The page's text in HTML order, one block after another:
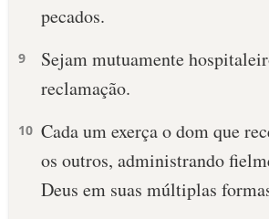
10 MANDAMENTOS
ESTUDOS BÍBLICOS
ESBOÇOS DE PREGAÇÃO
TEMAS
pecados.
9
Sejam mutuamente
reclamação.
10 Cada um exerça o dom que
os outros, administrando
Deus em suas múltiplas